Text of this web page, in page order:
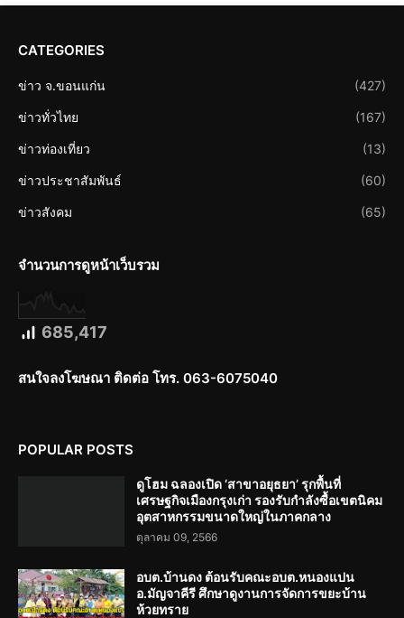
CATEGORIES
ข่าว จ.ขอนแก่น (427)
ข่าวทั่วไทย (167)
ข่าวท่องเที่ยว (13)
ข่าวประชาสัมพันธ์ (60)
ข่าวสังคม (65)
จำนวนการดูหน้าเว็บรวม
685,417
สนใจลงโฆษณา ติดต่อ โทร. 063-6075040
POPULAR POSTS
ดูโฮม ฉลองเปิด ‘สาขาอยุธยา’ รุกพื้นที่
เศรษฐกิจเมืองกรุงเก่า รองรับกำลังซื้อเขตนิคม
อุตสาหกรรมขนาดใหญ่ในภาคกลาง
ตุลาคม 09, 2566
อบต.บ้านดง ต้อนรับคณะอบต.หนองแปน
อ.มัญจาคีรี ศึกษาดูงานการจัดการขยะบ้าน
ห้วยทราย